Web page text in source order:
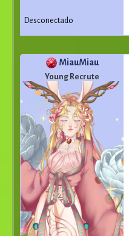
Desconectado
MiauMiau
Young Recrute